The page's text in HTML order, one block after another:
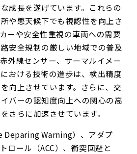
成長を遂げています。これらの
や悪天候下でも視認性を向上さ
ーや安全性重視の車両への需要
安全規制の厳しい地域での普及
外線センサー、サーマルイメー
おける技術の進歩は、検出精度
向上させています。さらに、交
バーの認知度向上への関心の高
さらに加速させています。
Deparing Warning）、アダプ
ロール（ACC）、衝突回避と